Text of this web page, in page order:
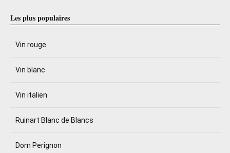
Les plus populaires
Vin rouge
Vin blanc
Vin italien
Ruinart Blanc de Blancs
Dom Perignon